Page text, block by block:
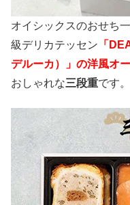
オイシックスのおせち
級デリカテッセン 「
デルーカ）」の洋風オ
おしゃれな三段重です。